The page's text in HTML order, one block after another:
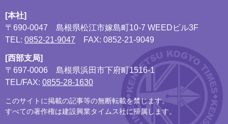
[本社]
〒690-0047
島根県松江市嫁島町10-7 WEEDビル3F
TEL: 0852-21-9047 FAX: 0852-21-9049
[西部支局]
〒697-0006
島根県浜田市下府町1516-1
TEL/FAX: 0855-28-1630
このサイトに掲載の記事等の無断転載を禁じます。
すべての著作権は建設興業タイムス社に帰属します。